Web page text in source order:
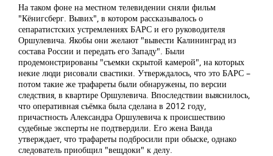
На таком фоне на местном телевидении сняли фильм
"Кёнигсберг. Вывих", в котором рассказывалось о
сепаратистских устремлениях БАРС и его руководителя
Оршулевича. Якобы они желают "вывести Калининград из
состава России и передать его Западу". Были
продемонстрированы "съемки скрытой камерой", на которых
некие люди рисовали свастики. Утверждалось, что это БАРС –
потом такие же трафареты были обнаружены, по версии
следствия, в квартире Оршулевича. Впоследствии выяснилось,
что оперативная съёмка была сделана в 2012 году,
причастность Александра Оршулевича к происшествию
судебные эксперты не подтвердили. Его жена Ванда
утверждает, что трафареты подбросили при обыске, однако
следователь приобщил "вещдоки" к делу.